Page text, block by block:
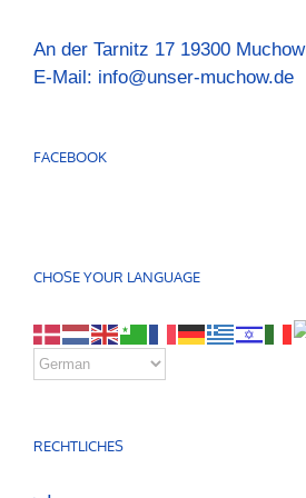
An der Tarnitz 17 19300 Muchow
E-Mail: info@unser-muchow.de
FACEBOOK
CHOSE YOUR LANGUAGE
RECHTLICHES